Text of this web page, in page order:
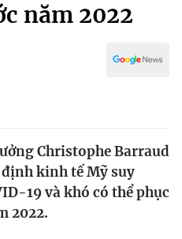
năm 2022
Christophe Barraud
kinh tế Mỹ suy
19 và khó có thể phục
2022.